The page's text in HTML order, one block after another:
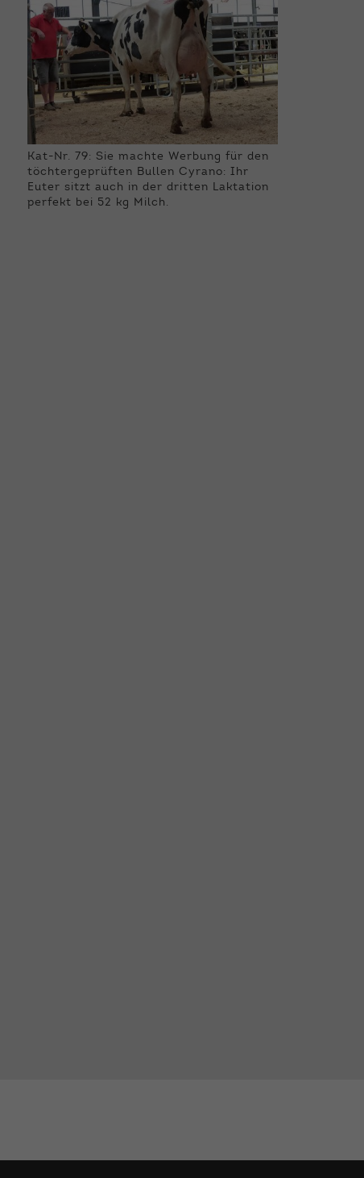
Kat-Nr. 79: Sie machte Werbung für den
töchtergeprüften Bullen Cyrano: Ihr
Euter sitzt auch in der dritten Laktation
perfekt bei 52 kg Milch.